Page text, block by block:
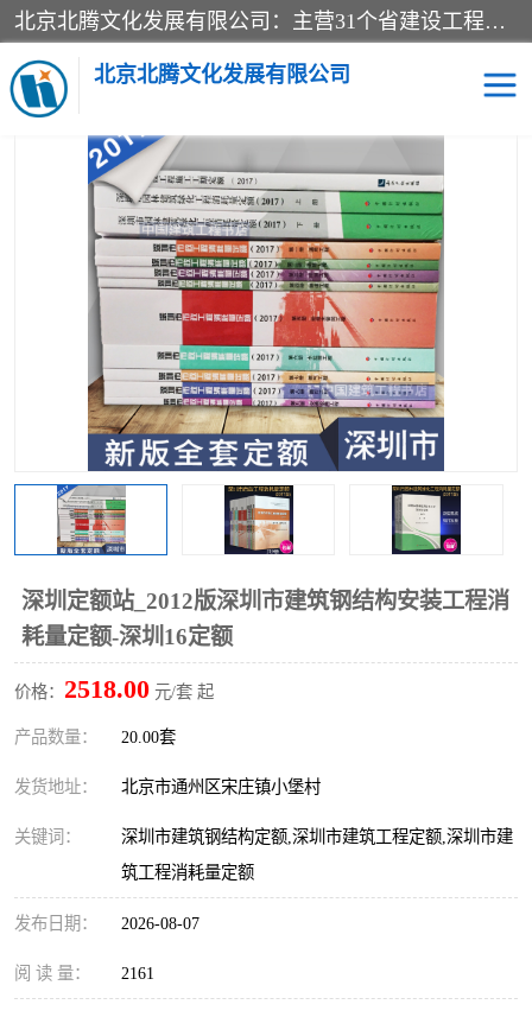
北京北腾文化发展有限公司：主营31个省建设工程预算书,工程预算软件,工程计价依据,工程造价定额,工程量清单计价定额,建设工程量消耗量定额,各行业工程预算定额,铁路定额,电力定额,矿山定额,*,黄金定额,钢铁企业检修定额,中石化安装检修定额,煤矿图书,医院书籍等.诚信的经营，在发展的同时公司不忘不断总结不断优化为客户的服务，和一如既往的热情赢得了新老客户的极高评价及青睐。
北京北腾文化发展有限公司
当前位置：首页>供应商机>深圳市建设工程消耗量定额> 深圳定
额站_2012版深圳市建筑钢结构安装工程消耗量定额-深圳16定额
深圳定额站_2012版深圳市建筑钢结构安装工程消
耗量定额-深圳16定额
价格： 2518.00 元/套 起
产品数量： 20.00套
发货地址： 北京市通州区宋庄镇小堡村
关键词：
深圳市建筑钢结构定额,深圳市建筑工程定额,深圳市建
筑工程消耗量定额
发布日期： 2026-08-07
阅 读 量： 2161
医院图书 预算定额
电力图书 煤矿图书
标准图书 铁路建设工程预算定额
电力行业工程预算定额 石油化工安装预算定额
新石油化工检修定额 石油化工概算定额数据
石油建设安装工程预算定 长输管道工程检修维修预
算定额
山东省工程预算定额 法律图书
电网技改,拆除,检修定额 炼油化工计价依据定额
信息通信建设工程预算定
额
火力发电机组检修定额
湖北建设工程消耗量定额
煤炭建设工程预算定额 钢铁检修工程预算定额
黄金矿山工程预算定额 冶金工业矿山建设工程预
算定额2
冶金工业建设工程预算定
额
人防工程预算定额
电子工程概预算定额